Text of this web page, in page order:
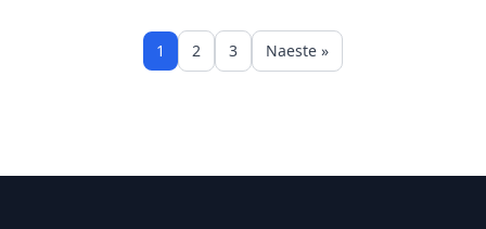
1 2 3 Naeste »